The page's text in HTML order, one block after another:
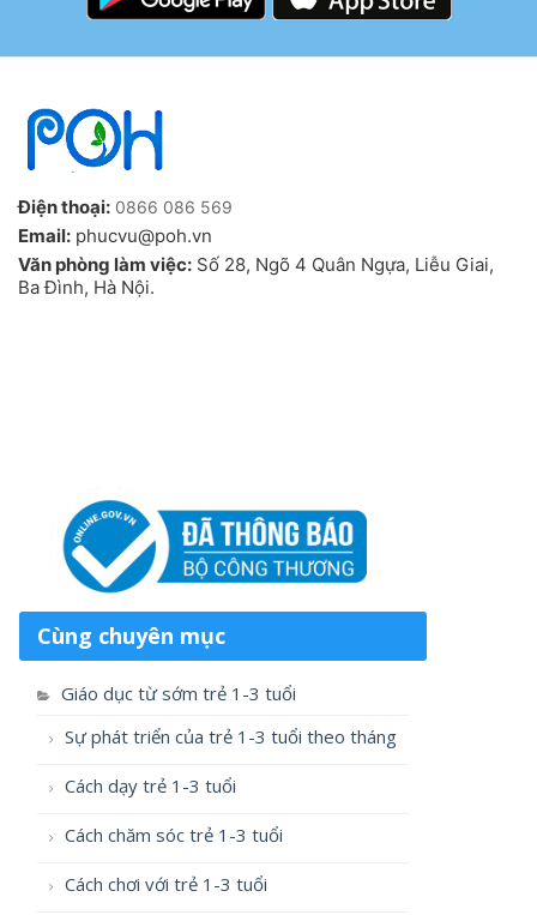
Điện thoại: 0866 086 569
Email: phucvu@poh.vn
Văn phòng làm việc: Số 28, Ngõ 4 Quân Ngựa, Liễu Giai,
Ba Đình, Hà Nội.
Cùng chuyên mục
Giáo dục từ sớm trẻ 1-3 tuổi
Sự phát triển của trẻ 1-3 tuổi theo tháng
Cách dạy trẻ 1-3 tuổi
Cách chăm sóc trẻ 1-3 tuổi
Cách chơi với trẻ 1-3 tuổi